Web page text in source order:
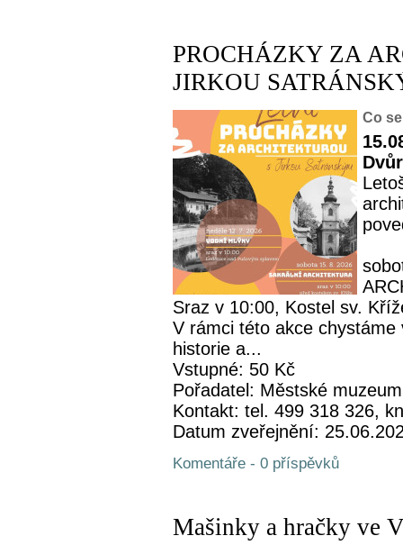
PROCHÁZKY ZA
JIRKOU
Co
Sraz v 10:00, Kostel sv.
V rámci této akce
historie a...
Vstupné: 50 Kč
Pořadatel: Městské
Kontakt: tel. 499 318 326,
Datum zveřejnění:
Komentáře - 0 příspěvků
Mašinky a hračky ve